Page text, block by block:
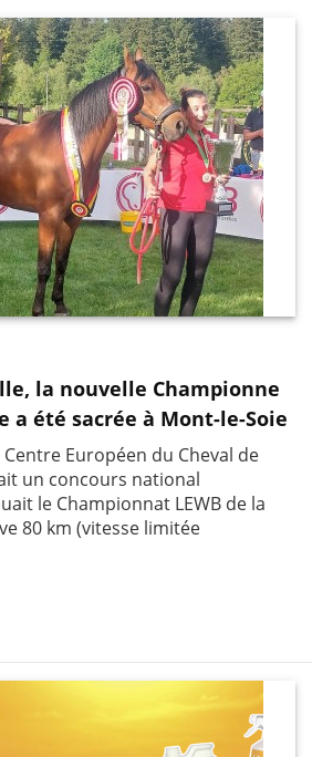
la nouvelle Championne
a été sacrée à Mont-le-Soie
Européen du Cheval de
un concours national
le Championnat LEWB de la
80 km (vitesse limitée